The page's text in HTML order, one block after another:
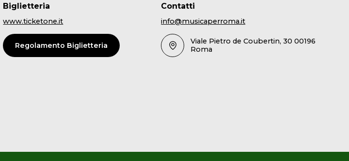
Biglietteria
www.ticketone.it
Regolamento Biglietteria
Contatti
info@musicaperroma.it
Viale Pietro de Coubertin, 30 00196
Roma